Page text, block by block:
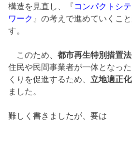
構造を見直し、『 コンパクトシ
ワーク 』の考えで進めていくこ
す。
このため、 都市再生特別措置法
住民や民間事業者が一体となっ
くりを促進するため、 立地適正
ました。
難しく書きましたが、要は